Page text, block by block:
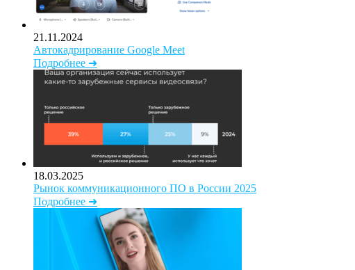
21.11.2024
Автокадрирование Google Meet
Подробнее ➜
18.03.2025
Рынок коммуникационного ПО в России 2025
Подробнее ➜